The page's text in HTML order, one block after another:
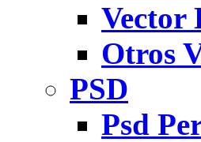
Vector
Otros
PSD
Psd